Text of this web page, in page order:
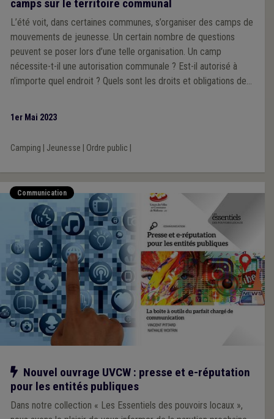
camps sur le territoire communal
L’été voit, dans certaines communes, s’organiser des camps de
mouvements de jeunesse. Un certain nombre de questions
peuvent se poser lors d’une telle organisation. Un camp
nécessite-t-il une autorisation communale ? Est-il autorisé à
n’importe quel endroit ? Quels sont les droits et obligations des
1er Mai 2023
Camping Jeunesse Ordre public
Communication
Notre action
Nouvel ouvrage UVCW : presse et e-réputation
pour les entités publiques
Dans notre collection « Les Essentiels des pouvoirs locaux »,